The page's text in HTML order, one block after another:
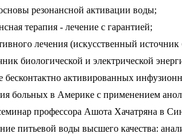
резонансной активации воды;
терапия - лечение с гарантией;
лечения (искусственный
биологической и электрической
активированных
больных в Америке с применением
профессора Ашота Хачатряна в
питьевой воды высшего качества: